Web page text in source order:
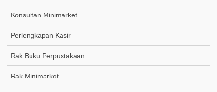
Konsultan Minimarket
Perlengkapan Kasir
Rak Buku Perpustakaan
Rak Minimarket